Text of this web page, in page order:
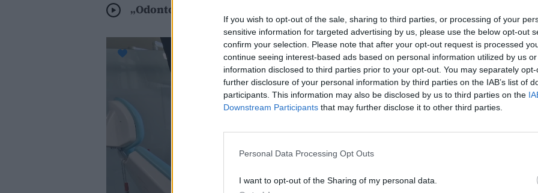
If you wish to opt-out of the sale, sharing to third parties, or processing of your
sensitive information for targeted advertising by us, please use the below opt-out
confirm your selection. Please note that after your opt-out request is processed
continue seeing interest-based ads based on personal information utilized by us
information disclosed to third parties prior to your opt-out. You may separately
further disclosure of your personal information by third parties on the IAB’s list of
participants. This information may also be disclosed by us to third parties on the
Downstream Participants that may further disclose it to other third parties.
Personal Data Processing Opt Outs
I want to opt-out of the Sharing of my personal data.
„Odontologai pataria“: kaip maitintis, kad dantys būtų sveiki?